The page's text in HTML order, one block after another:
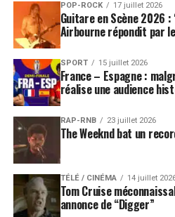
POP-ROCK 17 juillet 2026
Guitare en Scène 2026 :
Airbourne répondit par
SPORT 15 juillet 2026
France – Espagne :
réalise une audience
RAP-RNB 23 juillet 2026
The Weeknd bat un
TÉLÉ / CINÉMA 14 juillet
Tom Cruise
annonce de “Digger”